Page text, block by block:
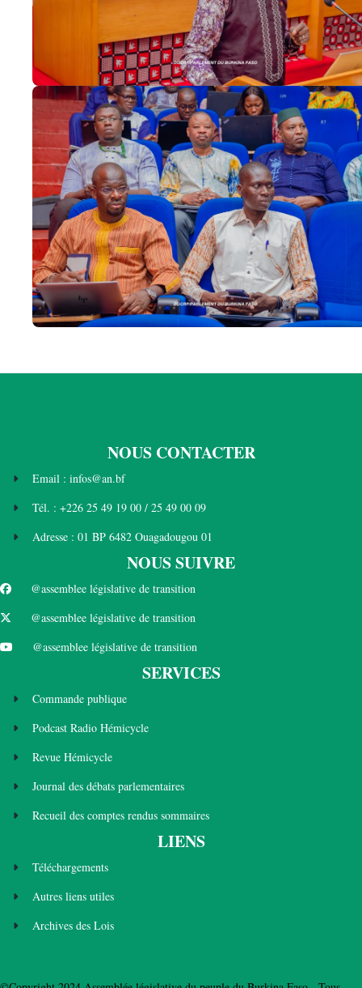
NOUS CONTACTER
Email : infos@an.bf
Tél. : +226 25 49 19 00 / 25 49 00 09
Adresse : 01 BP 6482 Ouagadougou 01
NOUS SUIVRE
@assemblee législative de transition
@assemblee législative de transition
@assemblee législative de transition
SERVICES
Commande publique
Podcast Radio Hémicycle
Revue Hémicycle
Journal des débats parlementaires
Recueil des comptes rendus sommaires
LIENS
Téléchargements
Autres liens utiles
Archives des Lois